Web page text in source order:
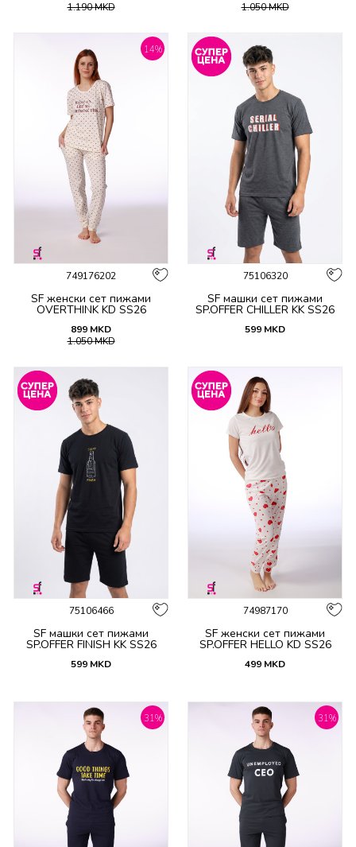
1.190MKD
1.050MKD
14%
749176202
SF женски сет пижами
OVERTHINK KD SS26
899 MKD
1.050MKD
75106320
SF машки сет пижами
SP.OFFER CHILLER KK SS26
599 MKD
75106466
SF машки сет пижами
SP.OFFER FINISH KK SS26
599 MKD
74987170
SF женски сет пижами
SP.OFFER HELLO KD SS26
499 MKD
31% 31%